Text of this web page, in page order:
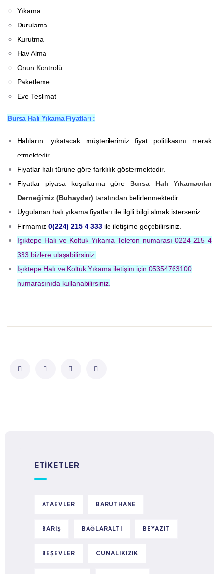
Yıkama
Durulama
Kurutma
Hav Alma
Onun Kontrolü
Paketleme
Eve Teslimat
Bursa Halı Yıkama Fiyatları :
Halılarını yıkatacak müşterilerimiz fiyat politikasını merak
etmektedir.
Fiyatlar halı türüne göre farklılık göstermektedir.
Fiyatlar piyasa koşullarına göre Bursa Halı Yıkamacılar
Derneğimiz (Buhayder) tarafından belirlenmektedir.
Uygulanan halı yıkama fiyatları ile ilgili bilgi almak isterseniz.
Firmamız 0(224) 215 4 333 ile iletişime geçebilirsiniz.
Işıktepe Halı ve Koltuk Yıkama Telefon numarası 0224 215 4
333 bizlere ulaşabilirsiniz.
Işıktepe Halı ve Koltuk Yıkama iletişim için 05354763100
numarasınıda kullanabilirsiniz.
ETIKETLER
ATAEVLER BARUTHANE
BARIŞ BAĞLARALTI BEYAZIT
BEŞEVLER CUMALIKIZIK